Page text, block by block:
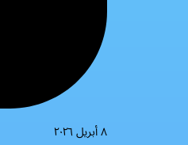
٨ أبريل ٢٠٢٦